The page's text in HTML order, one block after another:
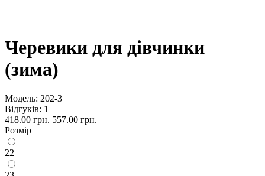
Черевики для дівчинки
(зима)
Модель: 202-3
Відгуків: 1
418.00 грн. 557.00 грн.
Розмір
22